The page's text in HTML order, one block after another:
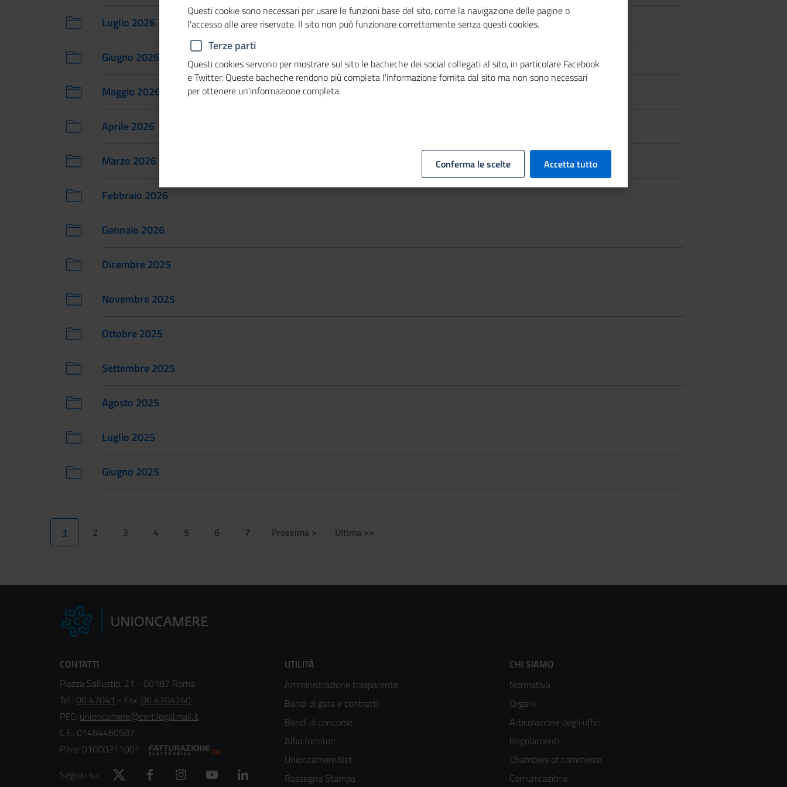
Luglio 2026
Giugno 2026
Maggio 2026
Aprile 2026
Marzo 2026
Febbraio 2026
Gennaio 2026
Dicembre 2025
Novembre 2025
Ottobre 2025
Settembre 2025
Agosto 2025
Luglio 2025
Giugno 2025
Paginazione
Pagina
attuale
1 Page
2 Page
3 Page
4 Page
5 Page
6 Page
7
Pagina
Prossima >
Ultima
Ultima >>
CONTATTI
Piazza Sallustio, 21 - 00187 Roma
Tel.: 06 47041 - Fax: 06 4704240
PEC: unioncamere@cert.legalmail.it
C.F.: 01484460587
P.Iva: 01000211001
Seguici su:
Twitter Facebook Instagram YouTube
Footer
menù
colonna
2
UTILITÀ
Amministrazione trasparente
Bandi di gara e contratti
Bandi di concorso
Albo fornitori
Unioncamere.Net
Rassegna Stampa
Footer
menù
colonna
3
CHI SIAMO
Normativa
Organi
Articolazione degli uffici
Regolamenti
Chambers of commerce
Comunicazione
Questi cookie sono necessari per usare le funzioni base del sito, come la navigazione delle pagine o
l'accesso alle aree riservate. Il sito non può funzionare correttamente senza questi cookies.
Terze parti
Questi cookies servono per mostrare sul sito le bacheche dei social collegati al sito, in particolare Facebook
e Twitter. Queste bacheche rendono più completa l'informazione fornita dal sito ma non sono necessari
per ottenere un'informazione completa.
Conferma le scelte Accetta tutto